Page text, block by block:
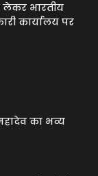
लेकर भारतीय
कार्यालय पर
का भव्य